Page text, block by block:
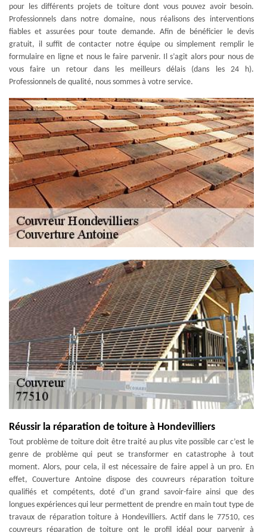
pour les différents projets de toiture dont vous pouvez avoir besoin.
Professionnels dans notre domaine, nous réalisons des interventions
fiables et assurées pour toute demande. Afin de bénéficier le devis
gratuit, il suffit de contacter notre équipe ou simplement remplir le
formulaire en ligne et nous le faire parvenir. Il s’agit alors pour nous de
vous faire un retour dans les meilleurs délais (dans les 24 h).
Professionnels de qualité, nous sommes à votre service.
Réussir la réparation de toiture à Hondevilliers
Tout problème de toiture doit être traité au plus vite possible car c’est le
genre de problème qui peut se transformer en catastrophe à tout
moment. Alors, pour cela, il est nécessaire de faire appel à un pro. En
effet, Couverture Antoine dispose des couvreurs réparation toiture
qualifiés et compétents, doté d’un grand savoir-faire ainsi que des
longues expériences qui leur permettent de prendre en main tout type de
travaux de réparation toiture à Hondevilliers. Actif dans le 77510, ces
couvreurs réparation de toiture ont le profil idéal pour parvenir à